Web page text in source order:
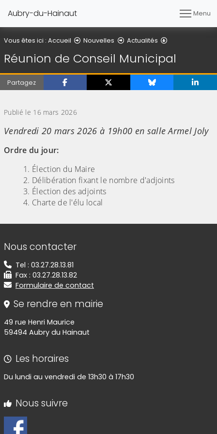
Aubry-du-Hainaut Menu
Vous êtes ici : Accueil Nouvelles Actualités
Réunion de Conseil Municipal
Partagez
Publié le 16 mars 2026
Vendredi 20 mars 2026 à 19h00 en salle Armel Joly
Ordre du jour:
Élection du Maire
Délibération fixant le nombre d'adjoints
Élection des adjoints
Charte de l'élu local
Informations de contact
Nous contacter
Tel : 03.27.28.13.81
Fax : 03.27.28.13.82
Formulaire de contact
Se rendre en mairie
49 rue Henri Maurice
59494 Aubry du Hainaut
Les horaires
Du lundi au vendredi de 13h30 à 17h30
Nous suivre